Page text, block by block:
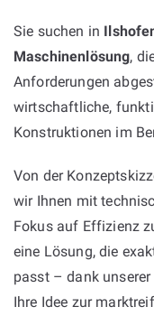
Sie suchen in
Maschinenlösung,
Anforderungen
wirtschaftliche,
Konstruktionen im
Von der
wir Ihnen mit
Fokus auf Effizienz
eine Lösung, die
passt – dank unserer
Ihre Idee zur